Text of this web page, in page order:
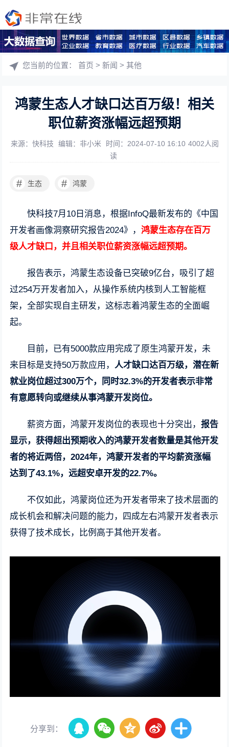
您当前的位置：首页 >新闻 >其他
鸿蒙生态人才缺口达百万级！相关
职位薪资涨幅远超预期
来源：快科技 编辑：非小米 时间：2024-07-10 16:10 4002人阅
读
# 生态 # 鸿蒙
快科技7月10日消息，根据InfoQ最新发布的《中国
开发者画像洞察研究报告2024》，鸿蒙生态存在百万
级人才缺口，并且相关职位薪资涨幅远超预期。
报告表示，鸿蒙生态设备已突破9亿台，吸引了超
过254万开发者加入，从操作系统内核到人工智能框
架，全部实现自主研发，这标志着鸿蒙生态的全面崛
起。
目前，已有5000款应用完成了原生鸿蒙开发，未
来目标是支持50万款应用，人才缺口达百万级，潜在新
就业岗位超过300万个，同时32.3%的开发者表示非常
有意愿转向或继续从事鸿蒙开发岗位。
薪资方面，鸿蒙开发岗位的表现也十分突出，报告
显示，获得超出预期收入的鸿蒙开发者数量是其他开发
者的将近两倍，2024年，鸿蒙开发者的平均薪资涨幅
达到了43.1%，远超安卓开发的22.7%。
不仅如此，鸿蒙岗位还为开发者带来了技术层面的
成长机会和解决问题的能力，四成左右鸿蒙开发者表示
获得了技术成长，比例高于其他开发者。
分享到：